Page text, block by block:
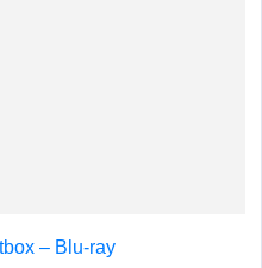
– Blu-ray